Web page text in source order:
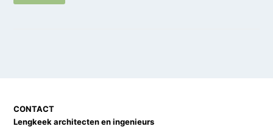
CONTACT
Lengkeek architecten en ingenieurs